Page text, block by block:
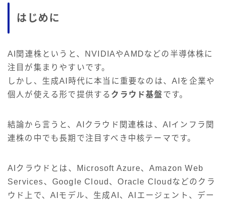
はじめに
AI関連株というと、NVIDIAやAMDなどの半導体株に
注目が集まりやすいです。
しかし、生成AI時代に本当に重要なのは、AIを企業や
個人が使える形で提供する クラウド基盤 です。
結論から言うと、AIクラウド関連株は、AIインフラ関
連株の中でも長期で注目すべき中核テーマです。
AIクラウドとは、Microsoft Azure、Amazon Web
Services、Google Cloud、Oracle Cloudなどのクラ
ウド上で、AIモデル、生成AI、AIエージェント、デー